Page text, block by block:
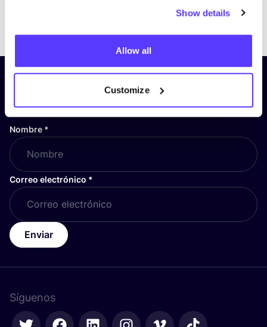
Show details
Allow all
Customize
PreviousNext
¡Suscríbete a nuestro boletín
y mantente informado!
Nombre *
Correo electrónico *
Enviar
Síguenos